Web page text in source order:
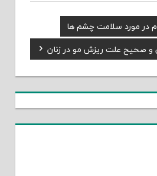
در مورد سلامت چشم ها
و صحیح علت ریزش مو در زنان